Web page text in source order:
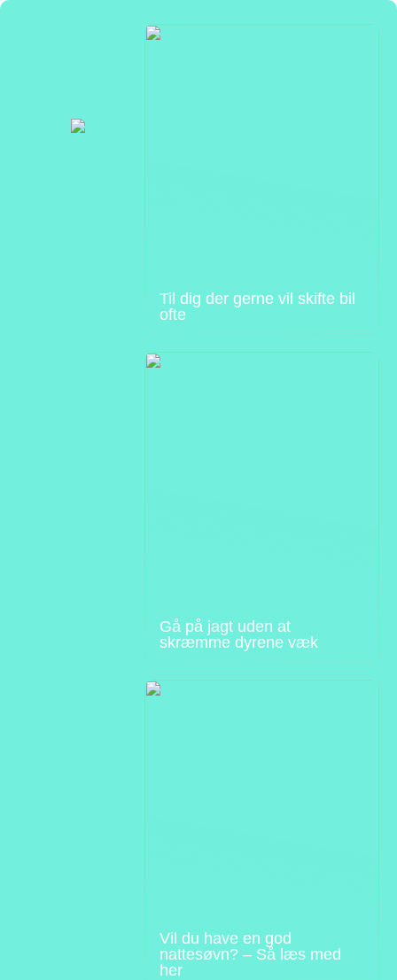
Til dig der gerne vil skifte bil
ofte
Gå på jagt uden at
skræmme dyrene væk
Vil du have en god
nattesøvn? – Så læs med
her